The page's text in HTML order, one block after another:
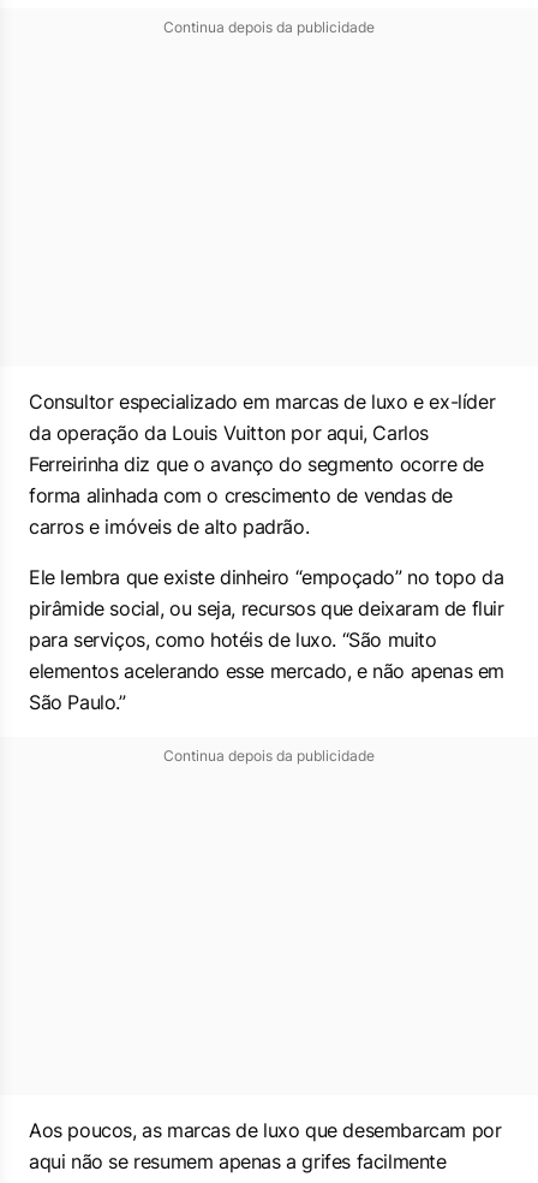
Continua depois da publicidade
Consultor especializado em marcas de luxo e ex-líder
da operação da Louis Vuitton por aqui, Carlos
Ferreirinha diz que o avanço do segmento ocorre de
forma alinhada com o crescimento de vendas de
carros e imóveis de alto padrão.
Ele lembra que existe dinheiro “empoçado” no topo da
pirâmide social, ou seja, recursos que deixaram de fluir
para serviços, como hotéis de luxo. “São muito
elementos acelerando esse mercado, e não apenas em
São Paulo.”
Continua depois da publicidade
Aos poucos, as marcas de luxo que desembarcam por
aqui não se resumem apenas a grifes facilmente